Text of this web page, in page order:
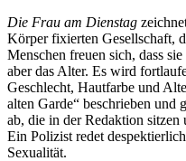
Die Frau am Dienstag
Körper fixierten Gesellschaft,
Menschen freuen sich, dass
aber das Alter. Es wird
Geschlecht, Hautfarbe und
alten Garde“ beschrieben und
ab, die in der Redaktion
Ein Polizist redet
Sexualität.